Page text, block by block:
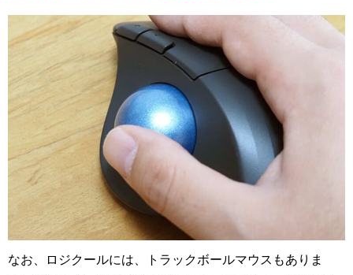
なお、ロジクールには、トラックボールマウスもありま